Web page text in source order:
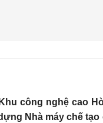
Khu công nghệ cao
Nhà máy chế